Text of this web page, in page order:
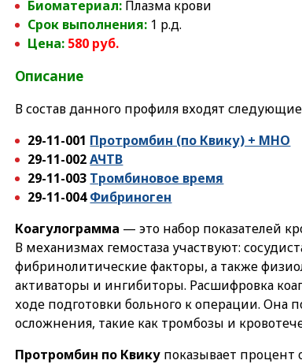
Биоматериал: Плазма крови
Срок выполнения: 1 р.д.
Цена: 580 руб.
Описание
В состав данного профиля входят
29-11-001 Протромбин (по Квику) + МНО
29-11-002АЧТВ
29-11-003 Тромбиновое время
29-11-004Фибриноген
Коагулограмма — это набор показателей
В механизмах гемостаза участвуют:
фибринолитические факторы, а также
активаторы и ингибиторы. Расшифровка
ходе подготовки больного к операции. Она
осложнения, такие как тромбозы и
Протромбин по Квику показывает